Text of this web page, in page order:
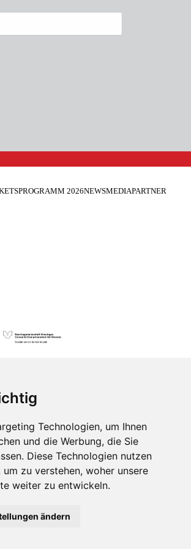
Technologien, um Ihnen
und die Werbung, die Sie
Diese Technologien nutzen
zu verstehen, woher unsere
weiter zu entwickeln.
ändern
PROGRAMM 2026NEWSMEDIAPARTNER